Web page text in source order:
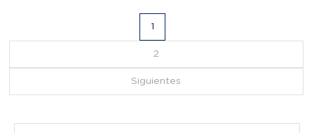
entradas
1
2
Siguientes